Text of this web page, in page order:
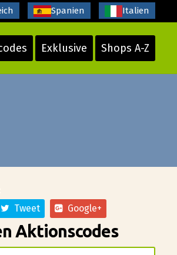
Exklusive Shops A-Z
Spanien Italien
Tweet Google+
Aktionscodes